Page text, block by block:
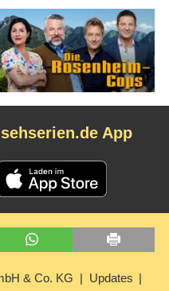
App
& Co. KG Updates